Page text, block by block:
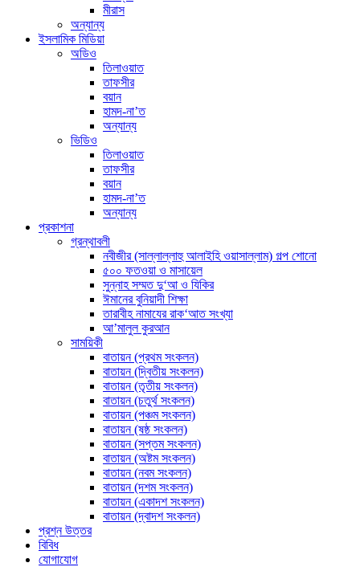
মীরাস
অন্যান্য
ইসলামিক মিডিয়া
অডিও
তিলাওয়াত
তাফসীর
বয়ান
হামদ-না’ত
অন্যান্য
ভিডিও
তিলাওয়াত
তাফসীর
বয়ান
হামদ-না’ত
অন্যান্য
প্রকাশনা
গ্রন্থাবলী
নবীজীর (সাল্লাল্লাহু আলাইহি ওয়াসাল্লাম) গল্প শোনো
৫০০ ফতওয়া ও মাসায়েল
সুন্নাহ সম্মত দু‘আ ও যিকির
ঈমানের বুনিয়াদী শিক্ষা
তারাবীহ নামাযের রাক‘আত সংখ্যা
আ’মালুল কুরআন
সাময়িকী
বাতায়ন (প্রথম সংকলন)
বাতায়ন (দ্বিতীয় সংকলন)
বাতায়ন (তৃতীয় সংকলন)
বাতায়ন (চতুর্থ সংকলন)
বাতায়ন (পঞ্চম সংকলন)
বাতায়ন (ষষ্ঠ সংকলন)
বাতায়ন (সপ্তম সংকলন)
বাতায়ন (অষ্টম সংকলন)
বাতায়ন (নবম সংকলন)
বাতায়ন (দশম সংকলন)
বাতায়ন (একাদশ সংকলন)
বাতায়ন (দ্বাদশ সংকলন)
প্রশ্ন উত্তর
বিবিধ
যোগাযোগ